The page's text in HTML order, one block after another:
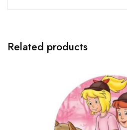
Related products